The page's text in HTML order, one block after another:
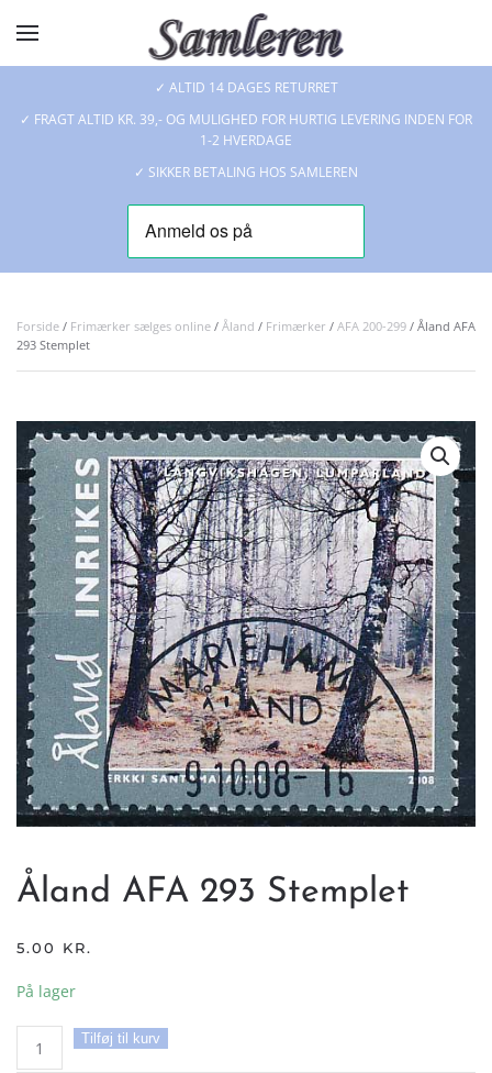
Skip to main content
✓ ALTID 14 DAGES RETURRET
✓ FRAGT ALTID KR. 39,- OG MULIGHED FOR HURTIG LEVERING INDEN FOR
1-2 HVERDAGE
✓ SIKKER BETALING HOS SAMLEREN
Forside / Frimærker sælges online / Åland / Frimærker / AFA 200-299 / Åland AFA
293 Stemplet
Åland AFA 293 Stemplet
5.00 KR.
På lager
AFA
Tilføj til kurv